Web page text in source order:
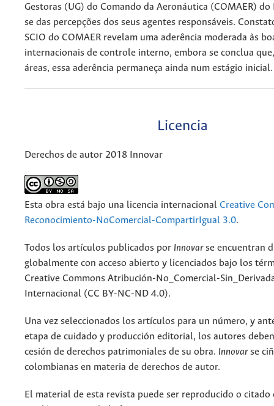
Gestoras (UG) do Comando da Aeronáutica (COMAER)
se das percepções dos seus agentes responsáveis.
SCIO do COMAER revelam uma aderência moderada às
internacionais de controle interno, embora se conclua
áreas, essa aderência permaneça ainda num estágio inicial.
Licencia
Derechos de autor 2018 Innovar
Esta obra está bajo una licencia internacional Creative
Reconocimiento-NoComercial-CompartirIgual 3.0.
Todos los artículos publicados por Innovarse encuentran
globalmente con acceso abierto y licenciados bajo los
Creative Commons Atribución-No_Comercial-
Internacional (CC BY-NC-ND 4.0).
Una vez seleccionados los artículos para un número, y
etapa de cuidado y producción editorial, los autores
cesión de derechos patrimoniales de su obra. Innovarse
colombianas en materia de derechos de autor.
El material de esta revista puede ser reproducido o citado